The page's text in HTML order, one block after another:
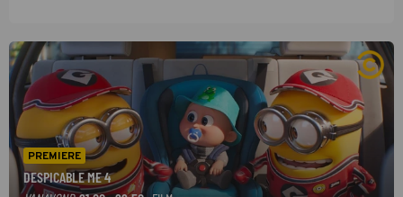
PREMIERE
DESPICABLE ME 4